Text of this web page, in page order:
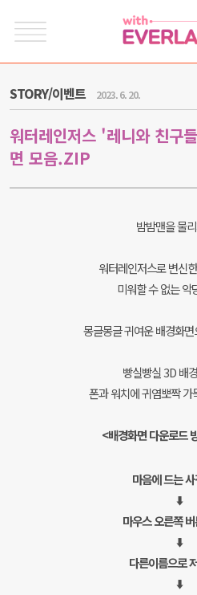
STORY/이벤트 2023. 6. 20.
워터레인저스 '레니와 친구
면 모음.ZIP
밤밤맨을 물
워터레인저스로 변신
미워할 수 없는 악
몽글몽글 귀여운 배경화
빵실빵실 3D 배
폰과 워치에 귀염뽀짝
<배경화면 다운로드
마음에 드는
⬇️
마우스 오른쪽
⬇️
다른이름으로
⬇️